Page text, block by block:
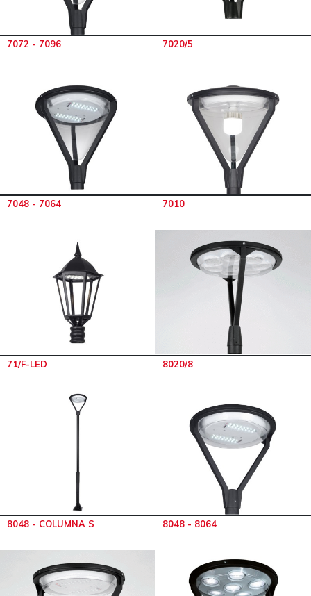
7072 - 7096 7020/5
7048 - 7064 7010
71/F-LED 8020/8
8048 - COLUMNA S 8048 - 8064